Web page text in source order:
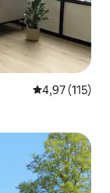
Gemiddelde
4,97 (115)